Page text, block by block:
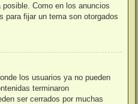
Como en los anuncios
para fijar un tema son otorgados
los usuarios ya no pueden
terminaron
ser cerrados por muchas